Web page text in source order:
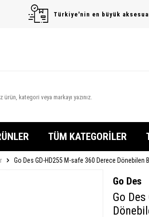
Türkiye'nin en büyük
TÜM KATEGORİLER
Go Des GD-HD255 M-safe 360 Derece Dönebilen
Go Des
Go